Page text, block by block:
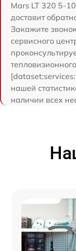
Mars LT 320 5-
доставит
Закажите
сервисного
нашей
наличии всех